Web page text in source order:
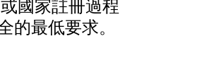
國家註冊過程
的最低要求。